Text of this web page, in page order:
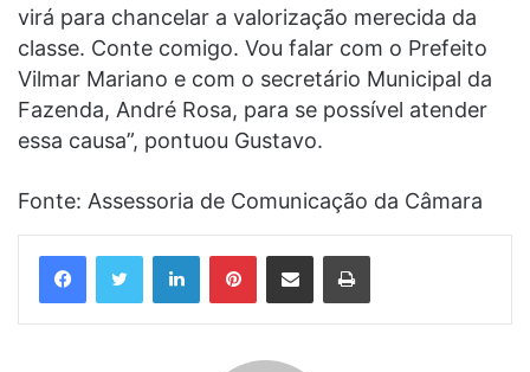
virá para chancelar a valorização merecida da
classe. Conte comigo. Vou falar com o Prefeito
Vilmar Mariano e com o secretário Municipal da
Fazenda, André Rosa, para se possível atender
essa causa”, pontuou Gustavo.
Fonte: Assessoria de Comunicação da Câmara
LinkedinPinterestCompartilhar via e-mail Imprimir